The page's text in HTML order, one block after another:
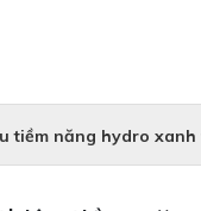
tiềm năng hydro